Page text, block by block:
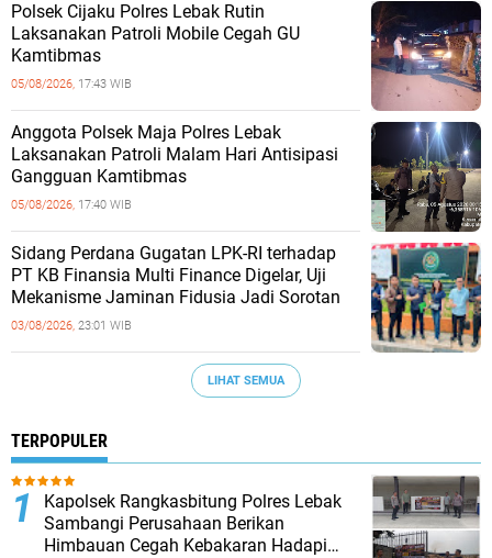
Polsek Cijaku Polres Lebak Rutin
Laksanakan Patroli Mobile Cegah GU
Kamtibmas
05/08/2026, 17:43 WIB
Anggota Polsek Maja Polres Lebak
Laksanakan Patroli Malam Hari Antisipasi
Gangguan Kamtibmas
05/08/2026, 17:40 WIB
Sidang Perdana Gugatan LPK-RI terhadap
PT KB Finansia Multi Finance Digelar, Uji
Mekanisme Jaminan Fidusia Jadi Sorotan
03/08/2026, 23:01 WIB
LIHAT SEMUA
TERPOPULER
Kapolsek Rangkasbitung Polres Lebak
Sambangi Perusahaan Berikan
Himbauan Cegah Kebakaran Hadapi